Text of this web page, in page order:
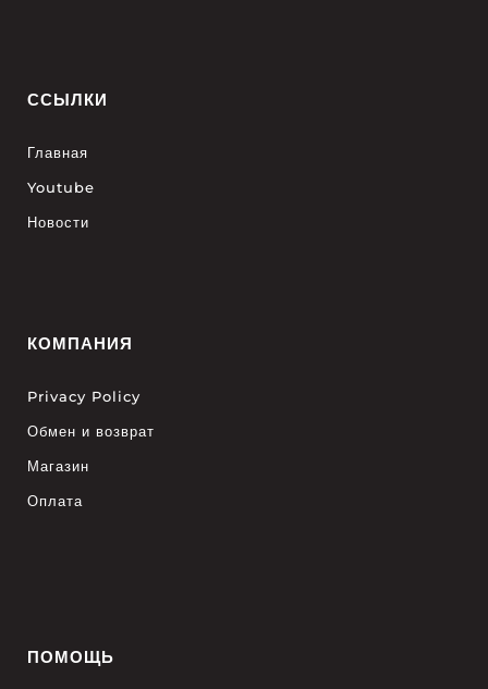
ССЫЛКИ
Главная
Youtube
Новости
КОМПАНИЯ
Privacy Policy
Обмен и возврат
Магазин
Оплата
ПОМОЩЬ